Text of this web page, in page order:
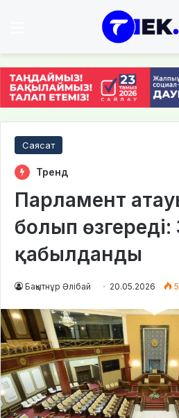
Саясат
Тренд
Парламент
болып өзгереді:
қабылданды
Бақытнұр Әлібай 20.05.2026